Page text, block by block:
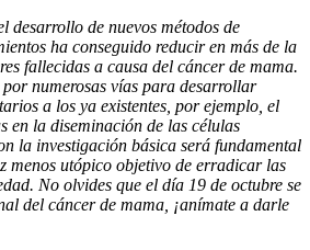
desarrollo de nuevos métodos de
ha conseguido reducir en más de la
fallecidas a causa del cáncer de mama.
numerosas vías para desarrollar
a los ya existentes, por ejemplo, el
en la diseminación de las células
la investigación básica será fundamental
menos utópico objetivo de erradicar las
No olvides que el día 19 de octubre se
del cáncer de mama, ¡anímate a darle